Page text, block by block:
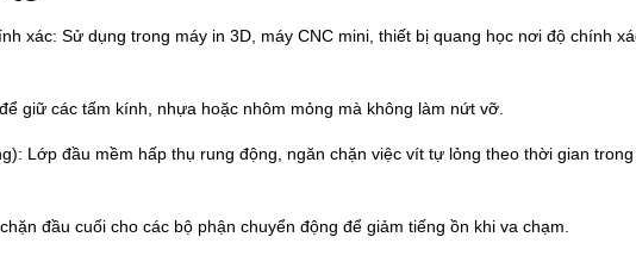
xác: Sử dụng trong máy in 3D, máy CNC mini, thiết bị quang học nơi độ chính
giữ các tấm kính, nhựa hoặc nhôm mỏng mà không làm nứt vỡ.
Lớp đầu mềm hấp thụ rung động, ngăn chặn việc vít tự lỏng theo thời gian trong
đầu cuối cho các bộ phận chuyển động để giảm tiếng ồn khi va chạm.